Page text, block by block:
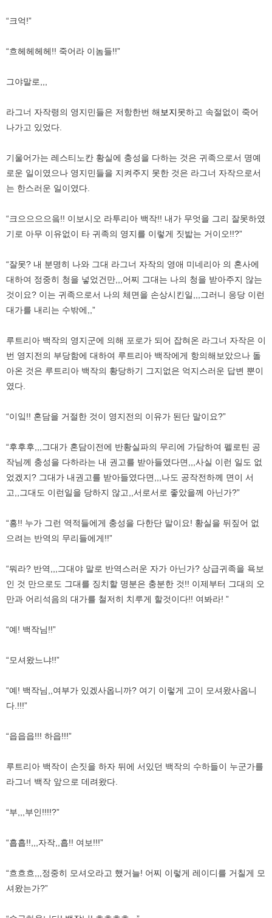
“크억!”
“흐헤헤헤헤!! 죽어라 이놈들!!”
그야말로,,,
라그너 자작령의 영지민들은 저항한번 해 보지못하고 속절없이 죽어
나가고 있었다.
기울어가는 레스티노칸 황실에 충성을 다하는 것은 귀족으로서 명예
로운 일이였으나 영지민들을 지켜주지 못한 것은 라그너 자작으로서
는 한스러운 일이였다.
“크으으으으읔!! 이보시오 라투리아 백작!! 내가 무엇을 그리 잘못하였
기로 아무 이유없이 타 귀족의 영지를 이렇게 짓밟는 거이오!!?”
“잘못? 내 분명히 나와 그대 라그너 자작의 영애 미네리아 의 혼사에
대하여 정중히 청을 넣었건만,,,어찌 그대는 나의 청을 받아주지 않는
것이요? 이는 귀족으로서 나의 체면을 손상시킨일,,,그러니 응당 이런
대가를 내리는 수밖에,,”
루트리아 백작의 영지군에 의해 포로가 되어 잡혀온 라그너 자작은 이
번 영지전의 부당함에 대하여 루트리아 백작에게 항의해보았으나 돌
아온 것은 루트리아 백작의 황당하기 그지없은 억지스러운 답변 뿐이
였다.
“이잌!! 혼담을 거절한 것이 영지전의 이유가 된단 말이요?”
“후후후,,,그대가 혼담이전에 반황실파의 무리에 가담하여 펠로틴 공
작님께 충성을 다하라는 내 권고를 받아들였다면,,,사실 이런 일도 없
었겠지? 그대가 내권고를 받아들였다면,,,나도 공작전하께 면이 서
고,,그대도 이런일을 당하지 않고,,서로서로 좋았을께 아닌가?”
“흥!! 누가 그런 역적들에게 충성을 다한단 말이요! 황실을 뒤짚어 없
으려는 반역의 무리들에게!!”
“뭐라? 반역,,,그대야 말로 반역스러운 자가 아닌가? 상급귀족을 욕보
인 것 만으로도 그대를 징치할 명분은 충분한 것!! 이제부터 그대의 오
만과 어리석음의 대가를 철저히 치루게 할것이다!! 여봐라! ”
“예! 백작님!!”
“모셔왔느냐!!”
“예! 백작님,,여부가 있겠사옵니까? 여기 이렇게 고이 모셔왔사옵니
다.!!!”
“읍읍읍!!! 하읍!!!”
루트리아 백작이 손짓을 하자 뒤에 서있던 백작의 수하들이 누군가를
라그너 백작 앞으로 데려왔다.
“부,,,부인!!!!?”
“흡흡!!,,,자작,,흡!! 여보!!!”
“흐흐흐,,,정중히 모셔오라고 했거늘! 어찌 이렇게 레이디를 거칠게 모
셔왔는가?”